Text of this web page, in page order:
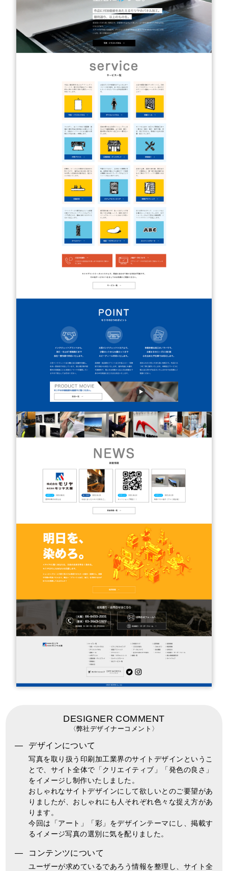
DESIGNER COMMENT
〈弊社デザイナーコメント〉
デザインについて
写真を取り扱う印刷加工業界のサイトデザインというこ
とで、サイト全体で「クリエイティブ」「発色の良さ」
をイメージし制作いたしました。
おしゃれなサイトデザインにして欲しいとのご要望があ
りましたが、おしゃれにも人それぞれ色々な捉え方があ
ります。
今回は「アート」「彩」をデザインテーマにし、掲載す
るイメージ写真の選別に気を配りました。
コンテンツについて
ユーザーが求めているであろう情報を整理し、サイト全